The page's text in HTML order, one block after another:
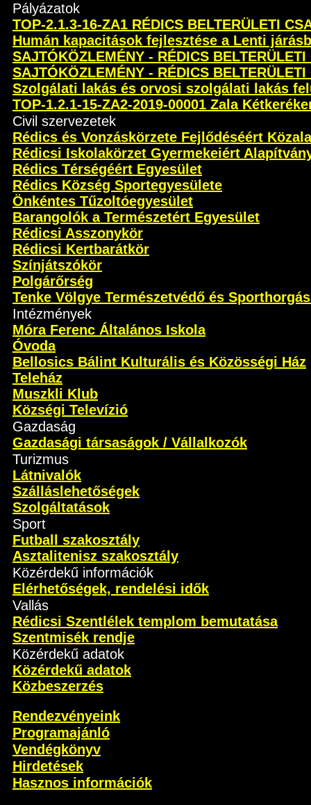
Pályázatok
TOP-2.1.3-16-ZA1 RÉDICS BELTERÜLETI
Humán kapacitások fejlesztése a Lenti
SAJTÓKÖZLEMÉNY - RÉDICS
SAJTÓKÖZLEMÉNY - RÉDICS
Szolgálati lakás és orvosi szolgálati lakás
TOP-1.2.1-15-ZA2-2019-00001 Zala
Civil szervezetek
Rédics és Vonzáskörzete Fejlődéséért
Rédicsi Iskolakörzet Gyermekeiért
Rédics Térségéért Egyesület
Rédics Község Sportegyesülete
Önkéntes Tűzoltóegyesület
Barangolók a Természetért Egyesület
Rédicsi Asszonykör
Rédicsi Kertbarátkör
Színjátszókör
Polgárőrség
Tenke Völgye Természetvédő és
Intézmények
Móra Ferenc Általános Iskola
Óvoda
Bellosics Bálint Kulturális és Közösségi Ház
Teleház
Muszkli Klub
Községi Televízió
Gazdaság
Gazdasági társaságok / Vállalkozók
Turizmus
Látnivalók
Szálláslehetőségek
Szolgáltatások
Sport
Futball szakosztály
Asztalitenisz szakosztály
Közérdekű információk
Elérhetőségek, rendelési idők
Vallás
Rédicsi Szentlélek templom bemutatása
Szentmisék rendje
Közérdekű adatok
Közérdekű adatok
Közbeszerzés
Rendezvényeink
Programajánló
Vendégkönyv
Hirdetések
Hasznos információk